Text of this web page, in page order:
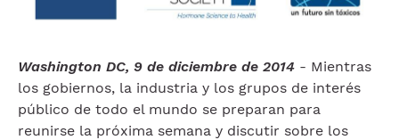
Washington DC, 9 de diciembre de 2014 - Mientras
los gobiernos, la industria y los grupos de interés
público de todo el mundo se preparan para
reunirse la próxima semana y discutir sobre los